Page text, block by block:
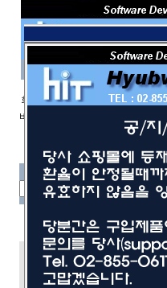
회 원 I D
비밀번호
개발툴